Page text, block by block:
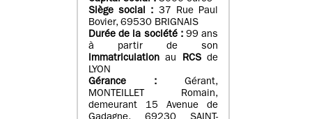
Siège social : 37 Rue Paul
Bovier, 69530 BRIGNAIS
Durée de la société : 99 ans
à partir de son
immatriculation au RCSde
LYON
Gérance :
Gérant,
MONTEILLET Romain,
demeurant 15 Avenue de